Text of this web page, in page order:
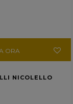
ORA
NICOLELLO